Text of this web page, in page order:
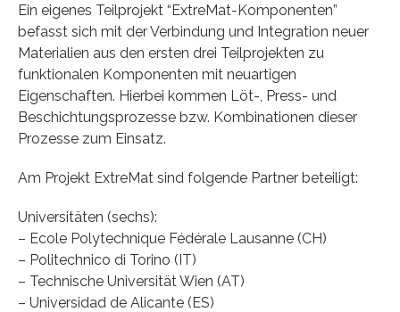
Ein eigenes Teilprojekt “ExtreMat-Komponenten”
befasst sich mit der Verbindung und Integration neuer
Materialien aus den ersten drei Teilprojekten zu
funktionalen Komponenten mit neuartigen
Eigenschaften. Hierbei kommen Löt-, Press- und
Beschichtungsprozesse bzw. Kombinationen dieser
Prozesse zum Einsatz.
Am Projekt ExtreMat sind folgende Partner beteiligt:
Universitäten (sechs):
– Ecole Polytechnique Fédérale Lausanne (CH)
– Politechnico di Torino (IT)
– Technische Universität Wien (AT)
– Universidad de Alicante (ES)